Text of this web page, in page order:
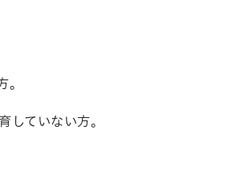
ていない方。